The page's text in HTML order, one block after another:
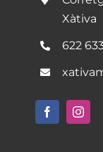
Xàtiva
622